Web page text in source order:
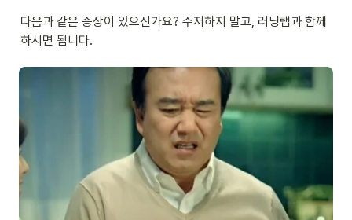
다음과 같은 증상이 있으신가요? 주저하지 말고, 러닝랩과 함께
하시면 됩니다.